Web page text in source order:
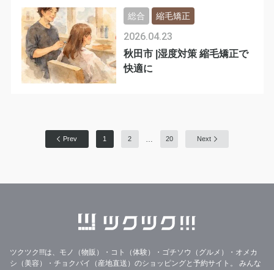
秋田市 |湿度対策 縮毛矯正で
快適に
2026.04.23
総合 縮毛矯正
Prev 1 2 20 Next
ツクツク!!!は、モノ（物販）・コト（体験）・ゴチソウ（グルメ）・オメカ
シ（美容）・チョクバイ（産地直送）のショッピングと予約サイト。
みんな